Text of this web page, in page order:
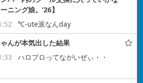
ニング娘。’26】
℃-ute派なんday
んが本気出した結果
ハロプロってながいぜぃ・・